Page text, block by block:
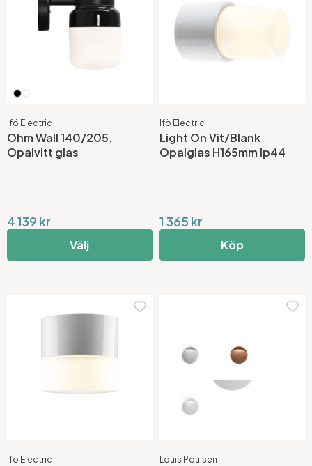
Ifö Electric
Ohm Wall 140/205,
Opalvitt glas
4 139 kr
Välj
Ifö Electric
Light On Vit/Blank
Opalglas H165mm Ip44
1 365 kr
Köp
Ifö Electric Louis Poulsen